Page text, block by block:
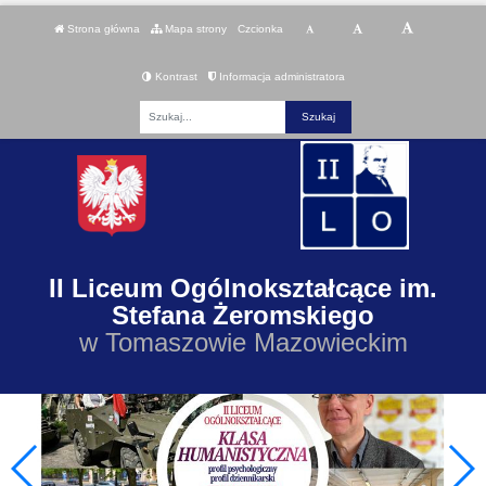
Strona główna Mapa strony Czcionka
Kontrast Informacja administratora
II Liceum Ogólnokształcące im.
Stefana Żeromskiego
w Tomaszowie Mazowieckim